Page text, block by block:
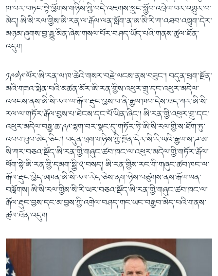
ཁ་པར་བཏང་སྟེ་ཕྱོགས་གཉིས་ཀྱི་བདེ་འཇགས་སྲུང་སྐྱོབ་འབྲེལ་བར་འགྱུར་བ་
མེད། ཨི་སི་རལ་གྱིས་ཨི་རན་ལ་རྒོལ་ལན་སློག་ན་ཨ་མི་རི་ཀ་འཐབ་འཁྲུག་དེར་
མཉམ་ཞུགས་བྱ་རྒྱུ་མིན་ཞེས་གསལ་པོར་བཤད་ཡོད་པའི་གནས་ཚུལ་ཐོན་
འདུག
༡༩༧༩་ལོར་ཨི་རན་ལ་ཁ་ཆེའི་གསར་བརྗེ་ལངས་ནས་བཟུང་། བདུན་ཕྲག་སྔོན་
མའི་གཟའ་སྤེན་པའི་མཚན་མོར་ཨི་རན་གྱིས་འཕུར་གྲུ་དང་འཕུར་མདེལ་
འཕངས་ནས་ཨི་སི་རལ་ལ་རྒོལ་རྡུང་བྱས་པ་ནི་རྒྱལ་ཁབ་དེས་ཐད་ཀར་ཨི་སི་
རལ་ལ་གཏོར་རྒོལ་བྱས་པ་ཐེངས་དང་པོ་ཡིན་ཞིང་། ཨི་རན་གྱི་འཕུར་གྲུ་དང་
འཕུར་མདེལ་བརྒྱ་ཆ་༩༩་ལྷག་བར་སྣང་དུ་གཏོར་ཏེ་ཨི་སི་རལ་གྱི་ས་ཐོག་ཏུ་
འབབ་ཐུབ་མེད་ཅིང་། བདུན་ཕྲག་གཉིས་ཀྱི་སྔོན་དེར་སི་རི་ཡའི་རྒྱལ་ས་ཌ་མ་
སི་ཀར་བཅའ་སྡོད་ཨི་རན་གྱི་གཞུང་ཚབ་ཁང་ལ་འཕུར་མདེལ་གྱི་གཏོར་རྒོལ་
ཕོག་སྟེ་ཨི་རན་གྱི་དམག་སྤྱི་༢་བསད། ཨི་རན་གྱིས་རང་གི་གཞུང་ཚབ་ཁང་ལ་
རྒོལ་རྡུང་བྱེད་མཁན་ཨི་སི་རལ་རེད་ཅེས་ནག་ཉེས་བཙུགས་ནས་རྒོལ་ལན་
བསློགས། ཨི་སི་རལ་གྱིས་སི་རི་ཡར་བཅའ་སྡོད་ཨི་རན་གྱི་གཞུང་ཚབ་ཁང་ལ་
རྒོལ་རྡུང་བྱས་དང་མ་བྱས་ཀྱི་འགྲེལ་བཤད་གང་ཡང་བརྒྱབ་མེད་པའི་གནས་
ཚུལ་ཐོན་འདུག